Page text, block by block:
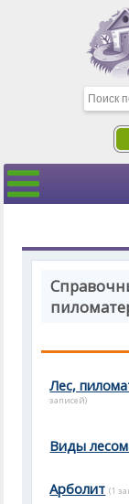
Лес,
записей)
Виды
Арболит (1